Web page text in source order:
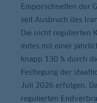
Emporschnellen der
seit Ausbruch des
Die nicht regulierten
indes mit einer
knapp 130 % durch
Festlegung der
Juli 2026 erfolgen.
regulierten